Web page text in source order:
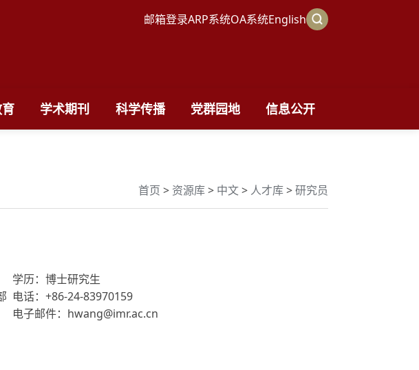
邮箱登录ARP系统OA系统English
学术期刊 科学传播 党群园地 信息公开
首页 > 资源库> 中文> 人才库>研究员
学历：博士研究生
电话：+86-24-83970159
电子邮件：hwang@imr.ac.cn